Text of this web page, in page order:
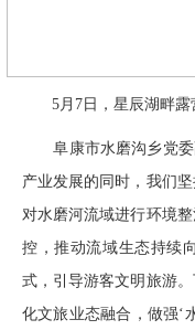
5月7日，星辰湖畔
阜康市水磨沟乡党委
产业发展的同时，我们
对水磨河流域进行环境
控，推动流域生态持续
式，引导游客文明旅游
化文旅业态融合，做强‘